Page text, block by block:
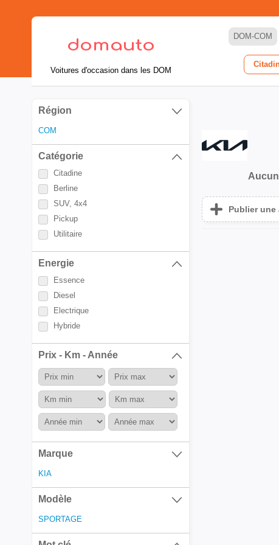
Voitures d'occasion dans les DOM
DOM-COM
Région
COM
Catégorie
Citadine
Berline
SUV, 4x4
Pickup
Utilitaire
Energie
Essence
Diesel
Electrique
Hybride
Prix - Km - Année
Marque
KIA
Modèle
SPORTAGE
Publier une